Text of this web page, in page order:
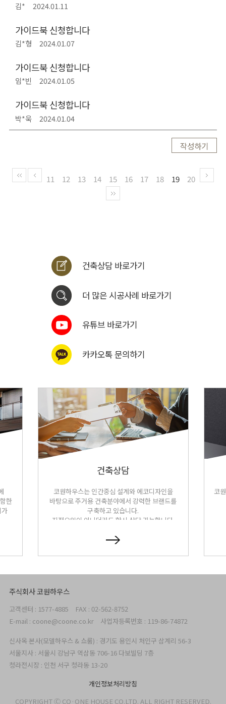
김* 2024.01.11
가이드북 신청합니다
김*형 2024.01.07
가이드북 신청합니다
임*빈 2024.01.05
가이드북 신청합니다
박*욱 2024.01.04
작성하기
11 12 13 14 15 16 17 18 19 20
건축상담 바로가기
더 많은 시공사례 바로가기
유튜브 바로가기
카카오톡 문의하기
한
건축상담
코원하우스는 인간중심 설계와 에코디자인을
바탕으로 주거용 건축분야에서 강력한 브랜드를
구축하고 있습니다.
지정요일이 아니더라도 항시 상담 가능합니다.
코
주식회사 코원하우스
고객센터 : 1577-4885
FAX : 02-562-8752
E-mail : coone@coone.co.kr
사업자등록번호 : 119-86-74872
신사옥 본사(모델하우스 & 쇼룸) : 경기도 용인시 처인구 삼계리 56-3
서울지사 : 서울시 강남구 역삼동 706-16 다보빌딩 7층
청라전시장 : 인천 서구 청라동 13-20
개인정보처리방침
COPYRIGHT Ⓒ CO·ONE HOUSE CO.LTD. ALL RIGHT RESERVED.